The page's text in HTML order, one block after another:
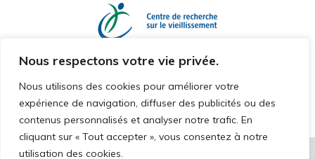
Nous respectons votre vie privée.
Nous utilisons des cookies pour améliorer votre
expérience de navigation, diffuser des publicités ou des
contenus personnalisés et analyser notre trafic. En
cliquant sur « Tout accepter », vous consentez à notre
utilisation des cookies.